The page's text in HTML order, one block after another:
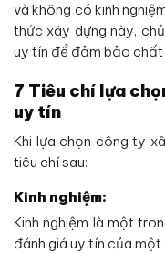
và không có kinh
thức xây dựng này,
uy tín để đảm bảo
7 Tiêu chí lựa
uy tín
Khi lựa chọn công ty
tiêu chí sau:
Kinh nghiệm:
Kinh nghiệm là một
đánh giá uy tín của